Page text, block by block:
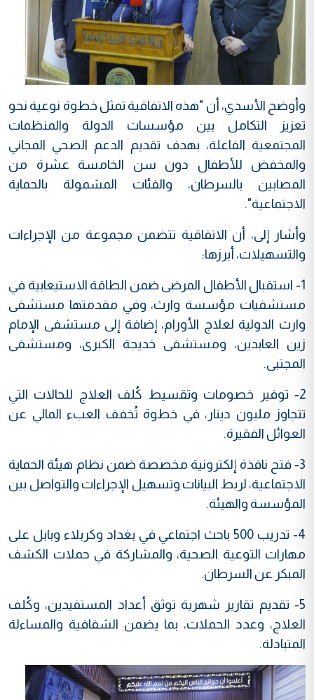
وأوضح الأسدي، أن "هذه الاتفاقية تمثل خطوة نوعية نحو
تعزيز التكامل بين مؤسسات الدولة والمنظمات
المجتمعية الفاعلة، بهدف تقديم الدعم الصحي المجاني
والمخفض للأطفال دون سن الخامسة عشرة من
المصابين بالسرطان، والفئات المشمولة بالحماية
الاجتماعية".
وأشار إلى، أن الاتفاقية تتضمن مجموعة من الإجراءات
والتسهيلات، أبرزها:
1- استقبال الأطفال المرضى ضمن الطاقة الاستيعابية في
مستشفيات مؤسسة وارث، وفي مقدمتها مستشفى
وارث الدولية لعلاج الأورام، إضافة إلى مستشفى الإمام
زين العابدين، ومستشفى خديجة الكبرى، ومستشفى
المجتبى.
2- توفير خصومات وتقسيط كُلف العلاج للحالات التي
تتجاوز مليون دينار، في خطوة تُخفف العبء المالي عن
العوائل الفقيرة.
3- فتح نافذة إلكترونية مخصصة ضمن نظام هيئة الحماية
الاجتماعية، لربط البيانات وتسهيل الإجراءات والتواصل بين
المؤسسة والهيئة.
4- تدريب 500 باحث اجتماعي في بغداد وكربلاء وبابل على
مهارات التوعية الصحية، والمشاركة في حملات الكشف
المبكر عن السرطان.
5- تقديم تقارير شهرية توثق أعداد المستفيدين، وكُلف
العلاج، وعدد الحملات، بما يضمن الشفافية والمساءلة
المتبادلة.